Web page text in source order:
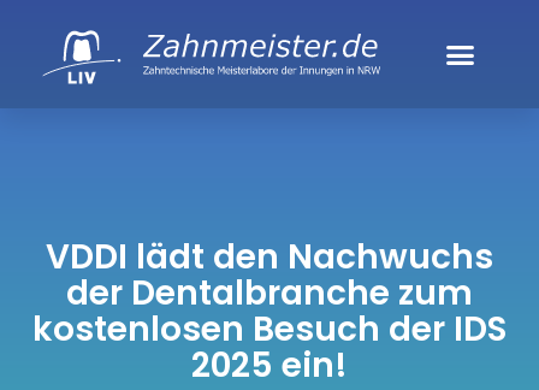
VDDI lädt den Nachwuchs
der Dentalbranche zum
kostenlosen Besuch der IDS
2025 ein!